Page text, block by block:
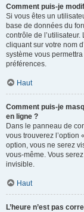
Comment puis-je
Si vous êtes un
base de données du
contrôle de
cliquant sur votre nom
système vous
préférences.
Haut
Comment puis-je
en ligne ?
Dans le panneau de
vous trouverez l’option
option, vous ne serez
vous-même. Vous
invisible.
Haut
L’heure n’est pas